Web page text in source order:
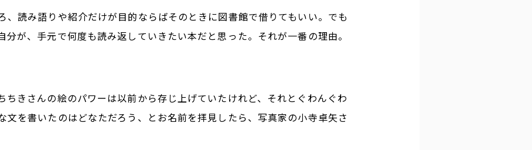
、読み語りや紹介だけが目的ならばそのときに図書館で借りてもいい。でも
分が、手元で何度も読み返していきたい本だと思った。それが一番の理由。
ちきさんの絵のパワーは以前から存じ上げていたけれど、それとぐわんぐわ
文を書いたのはどなただろう、とお名前を拝見したら、写真家の小寺卓矢さ